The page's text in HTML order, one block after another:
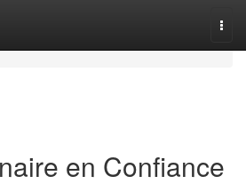
en Confiance